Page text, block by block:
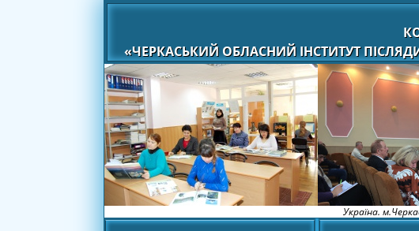
«ЧЕРКАСЬКИЙ ОБЛАСНИЙ ІНСТИТУТ
Україна.